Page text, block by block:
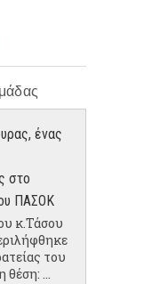
ένας
στο
ΠΑΣΟΚ
κ.Τάσου
του
...